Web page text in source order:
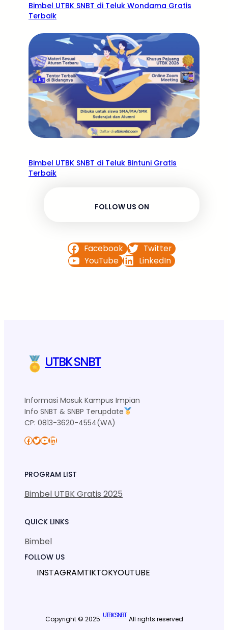
Bimbel UTBK SNBT di Teluk Wondama Gratis
Terbaik
Bimbel UTBK SNBT di Teluk Bintuni Gratis
Terbaik
FOLLOW US ON
Facebook
Twitter
YouTube
LinkedIn
UTBK SNBT
Informasi Masuk Kampus Impian
Info SNBT & SNBP Terupdate
CP: 0813-3620-4554(WA)
Facebook Twitter YouTube LinkedIn
PROGRAM LIST
Bimbel UTBK Gratis 2025
QUICK LINKS
Bimbel
FOLLOW US
INSTAGRAMTIKTOKYOUTUBE
Copyright © 2025 ·UTBK SNBT· All rights reserved